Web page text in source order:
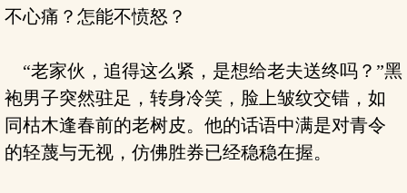
不心痛？怎能不愤怒？
“老家伙，追得这么紧，是想给老夫送终吗？”黑
袍男子突然驻足，转身冷笑，脸上皱纹交错，如
同枯木逢春前的老树皮。他的话语中满是对青令
的轻蔑与无视，仿佛胜券已经稳稳在握。